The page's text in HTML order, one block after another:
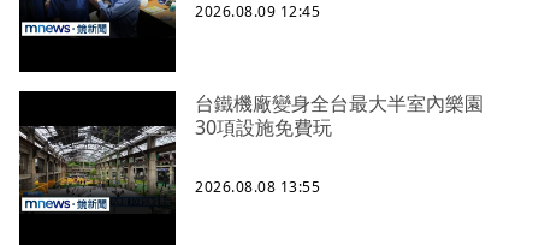
2026.08.09 12:45
台鐵機廠變身全台最大半室內樂園
30項設施免費玩
2026.08.08 13:55